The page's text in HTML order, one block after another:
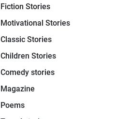
Fiction Stories
Motivational Stories
Classic Stories
Children Stories
Comedy stories
Magazine
Poems